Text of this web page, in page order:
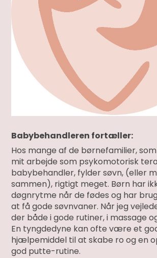
Babybehandleren fortæller:
Hos mange af de børnefamilier,
mit arbejde som psykomotorisk
babybehandler, fylder søvn, (eller
sammen), rigtigt meget. Børn har
døgnrytme når de fødes og har
at få gode søvnvaner. Når jeg
der både i gode rutiner, i massage
En tyngdedyne kan ofte være et
hjælpemiddel til at skabe ro og en
god putte-rutine.